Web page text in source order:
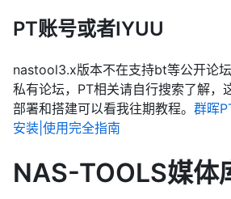
PT账号或者IYUU
nastool3.x版本不在支持bt等公开论
私有论坛，PT相关请自行搜索了解，
部署和搭建可以看我往期教程。 群晖
安装|使用完全指南
NAS-TOOLS媒体